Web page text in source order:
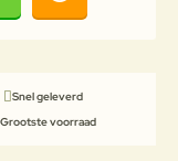
Snel geleverd
Grootste voorraad